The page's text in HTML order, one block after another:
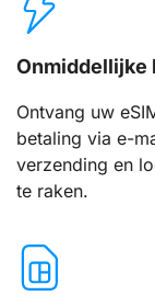
Onmiddellijke
Ontvang uw
betaling via e-
verzending en
te raken.